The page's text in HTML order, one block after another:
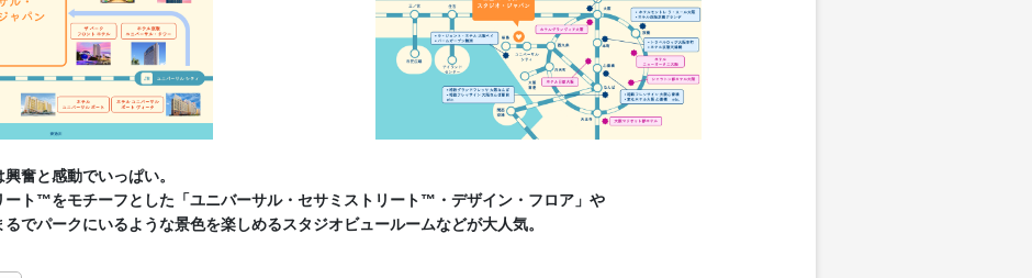
奮と感動でいっぱい。
ート™をモチーフとした「ユニバーサル・セサミストリート™・デザイン・フロア」や
でパークにいるような景色を楽しめるスタジオビュールームなどが大人気。